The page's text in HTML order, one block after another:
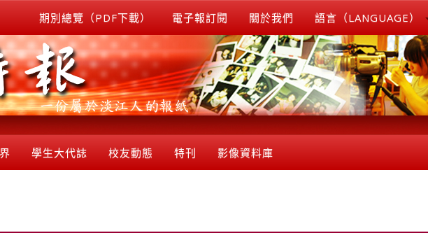
期別總覽（PDF下載） 電子報訂閱 關於我們 語言（LANGUAGE）
學生大代誌 校友動態 特刊 影像資料庫